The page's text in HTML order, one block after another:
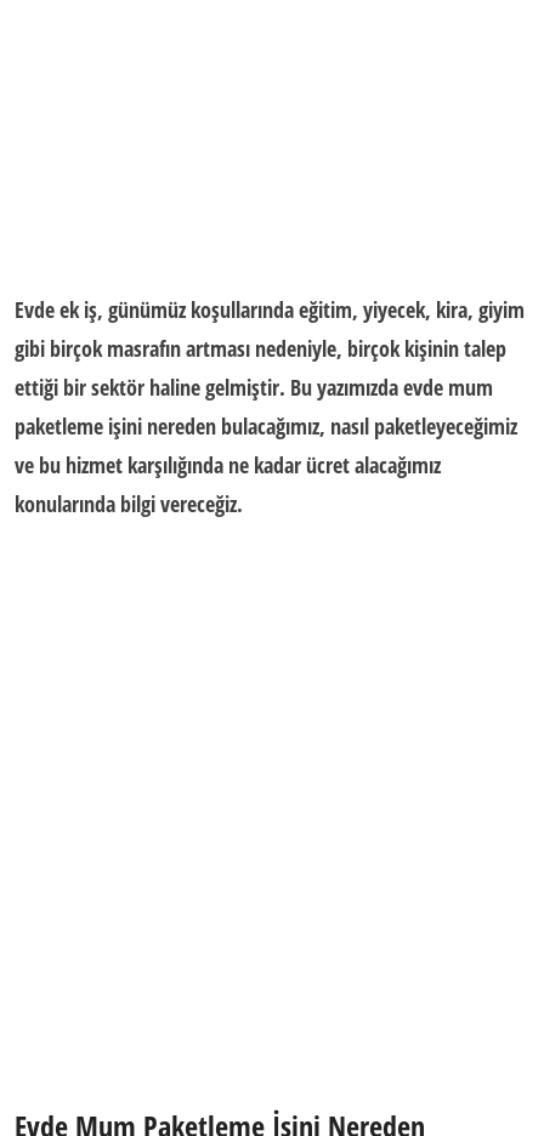
Evde ek iş, günümüz koşullarında eğitim, yiyecek, kira, giyim
gibi birçok masrafın artması nedeniyle, birçok kişinin talep
ettiği bir sektör haline gelmiştir. Bu yazımızdaevde mum
paketleme işini nereden bulacağımız, nasıl paketleyeceğimiz
ve bu hizmet karşılığında ne kadar ücret alacağımız
konularında bilgi vereceğiz.
Evde Mum Paketleme İşini Nereden